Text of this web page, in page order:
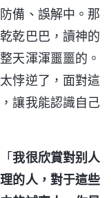
備、誤解中。那
乾乾巴巴，讀神的
天渾渾噩噩的。
悖逆了，面對這
讓我能認識自己
我很欣賞對别人
的人，對于這些